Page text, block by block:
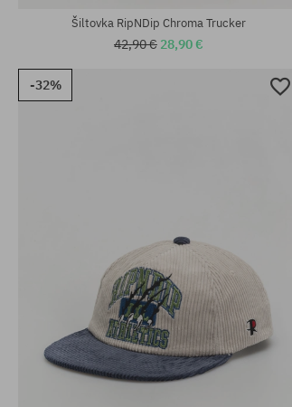
Šiltovka RipNDip Chroma Trucker
42,90 € 28,90 €
-32%